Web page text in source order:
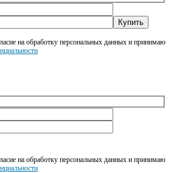
Купить
на обработку персональных данных и принимаю
на обработку персональных данных и принимаю